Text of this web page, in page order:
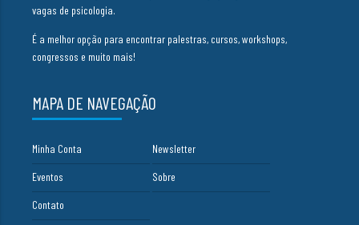
vagas de psicologia.
É a melhor opção para encontrar palestras, cursos, workshops,
congressos e muito mais!
MAPA DE NAVEGAÇÃO
Minha Conta Newsletter
Eventos Sobre
Contato